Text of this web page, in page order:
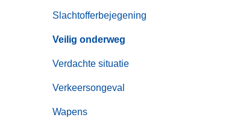
Slachtofferbejegening
Veilig onderweg
Verdachte situatie
Verkeersongeval
Wapens